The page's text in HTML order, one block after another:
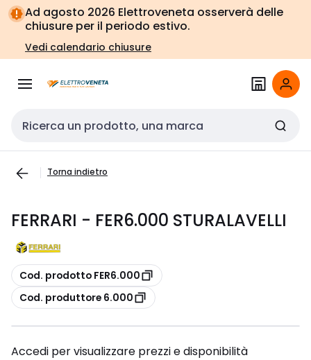
Vai alla
navigazione
Vai
alla
pagina
Ad agosto 2026 Elettroveneta osserverà delle
chiusure per il periodo estivo.
Vedi calendario chiusure
Cerca input
Torna indietro
FERRARI - FER6.000 STURALAVELLI
copia
Cod. prodotto FER6.000
copia
Cod. produttore 6.000
Accedi per visualizzare prezzi e disponibilità